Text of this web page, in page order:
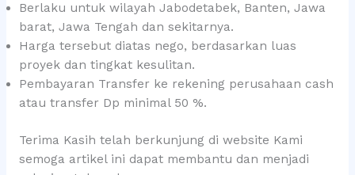
Berlaku untuk wilayah Jabodetabek, Banten, Jawa
barat, Jawa Tengah dan sekitarnya.
Harga tersebut diatas nego, berdasarkan luas
proyek dan tingkat kesulitan.
Pembayaran Transfer ke rekening perusahaan cash
atau transfer Dp minimal 50 %.
Terima Kasih telah berkunjung di website Kami
semoga artikel ini dapat membantu dan menjadi